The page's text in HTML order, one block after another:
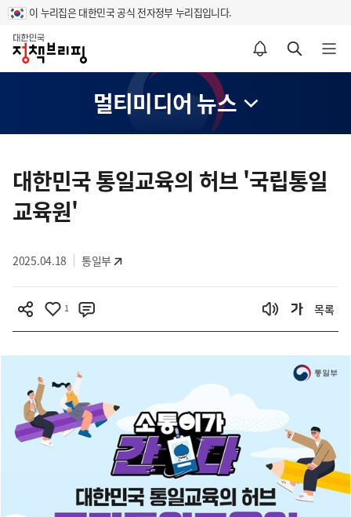
이 누리집은 대한민국 공식 전자정부 누리집입니다.
홈
알림설정 바로가기 검색 바로가기 메뉴 열기
멀티미디어 뉴스
텐
츠
영
대한민국 통일교육의 허브 '국립통일
교육원'
2025.04.18 통일부
1 목록